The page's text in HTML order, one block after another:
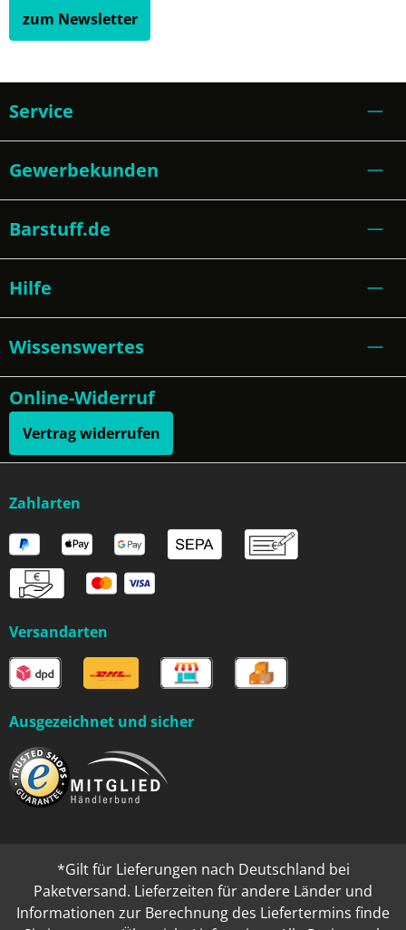
zum Newsletter
Service
Gewerbekunden
Barstuff.de
Hilfe
Wissenswertes
Online-Widerruf
Vertrag widerrufen
Zahlarten
Versandarten
Ausgezeichnet und sicher
*Gilt für Lieferungen nach Deutschland bei
Paketversand. Lieferzeiten für andere Länder und
Informationen zur Berechnung des Liefertermins finde